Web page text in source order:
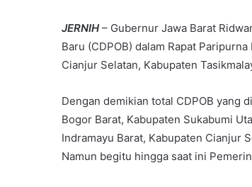
JERNIH – Gubernur Jawa Barat
Baru (CDPOB) dalam Rapat
Cianjur Selatan, Kabupaten
Dengan demikian total CDPOB yang
Bogor Barat, Kabupaten Sukabumi
Indramayu Barat, Kabupaten Cianjur
Namun begitu hingga saat ini